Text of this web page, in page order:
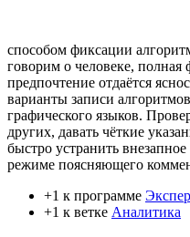
способом фиксации
говорим о человеке, полная
предпочтение отдаётся
варианты записи
графического языков.
других, давать чёткие
быстро устранить
режиме поясняющего
+1 к программе
+1 к ветке Аналитика